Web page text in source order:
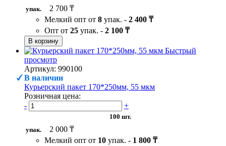
упак.
2 700 ₸
Мелкий опт от 8 упак. - 2 400 ₸
Опт от 25 упак. - 2 100 ₸
В корзину
Быстрый
просмотр
Артикул: 990100
В наличии
Курьерский пакет 170*250мм, 55 мкм
Розничная цена:
-
+
100 шт.
упак.
2 000 ₸
Мелкий опт от 10 упак. - 1 800 ₸